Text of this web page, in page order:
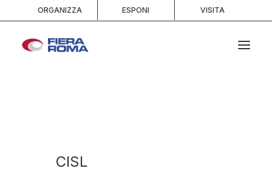
ORGANIZZA ESPONI VISITA
CISL